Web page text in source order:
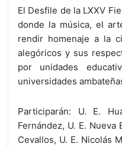
El Desfile de la LXXV
donde la música, el
rendir homenaje a la
alegóricos y sus
por unidades
universidades
Participarán: U. E.
Fernández, U. E. Nueva
Cevallos, U. E. Nicolás